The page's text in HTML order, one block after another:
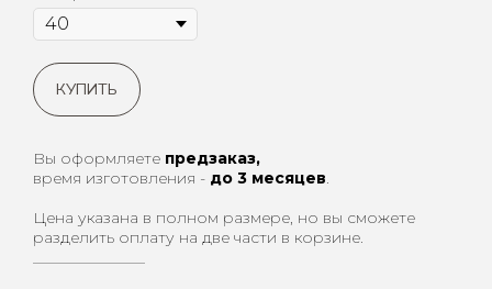
КУПИТЬ
Вы оформляете предзаказ,
время изготовления - до 3 месяцев.
Цена указана в полном размере, но вы сможете
разделить оплату на две части в корзине.